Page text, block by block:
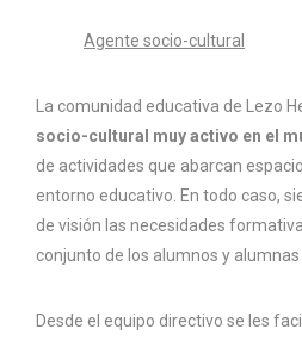
Agente socio-cultural
La comunidad educativa de Lezo
socio-cultural muy activo en el
de actividades que abarcan
entorno educativo. En todo caso,
de visión las necesidades
conjunto de los alumnos y alumnas
Desde el equipo directivo se les